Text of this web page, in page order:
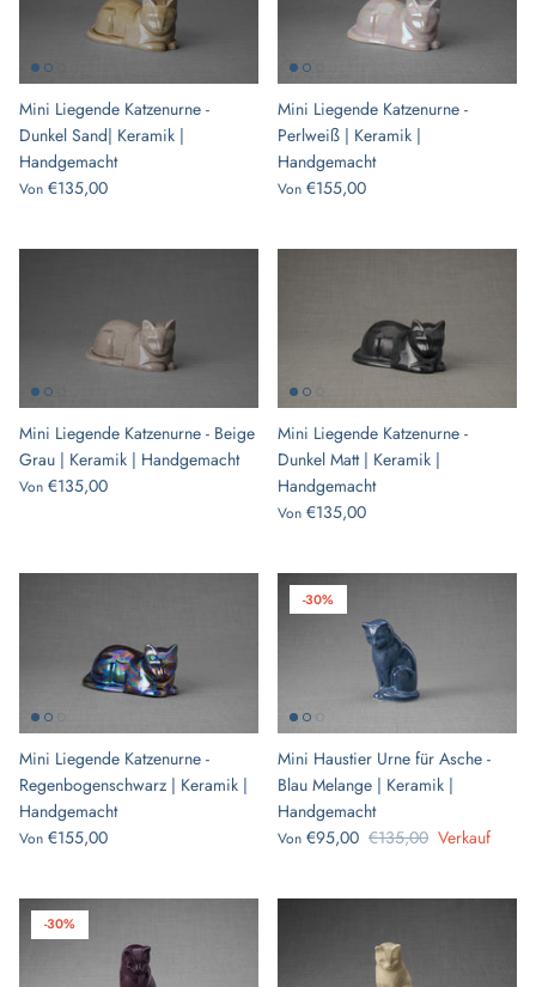
Mini Liegende Katzenurne -
Dunkel Sand| Keramik |
Handgemacht
Von €135,00
Mini Liegende Katzenurne -
Perlweiß | Keramik |
Handgemacht
Von €155,00
Mini Liegende Katzenurne - Beige
Grau | Keramik | Handgemacht
Von €135,00
Mini Liegende Katzenurne -
Dunkel Matt | Keramik |
Handgemacht
Von €135,00
Mini Liegende Katzenurne -
Regenbogenschwarz | Keramik |
Handgemacht
Von €155,00
-30%
Mini Haustier Urne für Asche -
Blau Melange | Keramik |
Handgemacht
Von €95,00 €135,00 Verkauf
-30%